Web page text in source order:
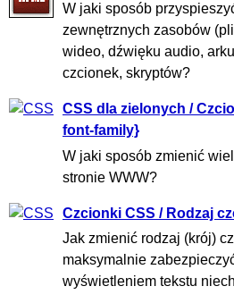
W jaki sposób
zewnętrznych zasobów
wideo, dźwięku audio,
czcionek, skryptów?
CSS dla zielonych /
font-family}
W jaki sposób zmienić
stronie WWW?
Czcionki CSS / Rodzaj
Jak zmienić rodzaj (krój)
maksymalnie
wyświetleniem tekstu